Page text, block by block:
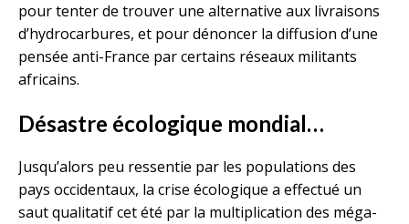
pour tenter de trouver une alternative aux livraisons
d’hydrocarbures, et pour dénoncer la diffusion d’une
pensée anti-France par certains réseaux militants
africains.
Désastre écologique mondial…
Jusqu’alors peu ressentie par les populations des
pays occidentaux, la crise écologique a effectué un
saut qualitatif cet été par la multiplication des méga-